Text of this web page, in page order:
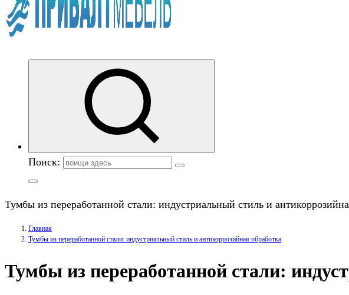
Поиск:
Тумбы из переработанной стали: индустриальный стиль и
Главная
Тумбы из переработанной стали: индустриальный стиль и антикоррозийная обработка
Тумбы из переработанной стали: